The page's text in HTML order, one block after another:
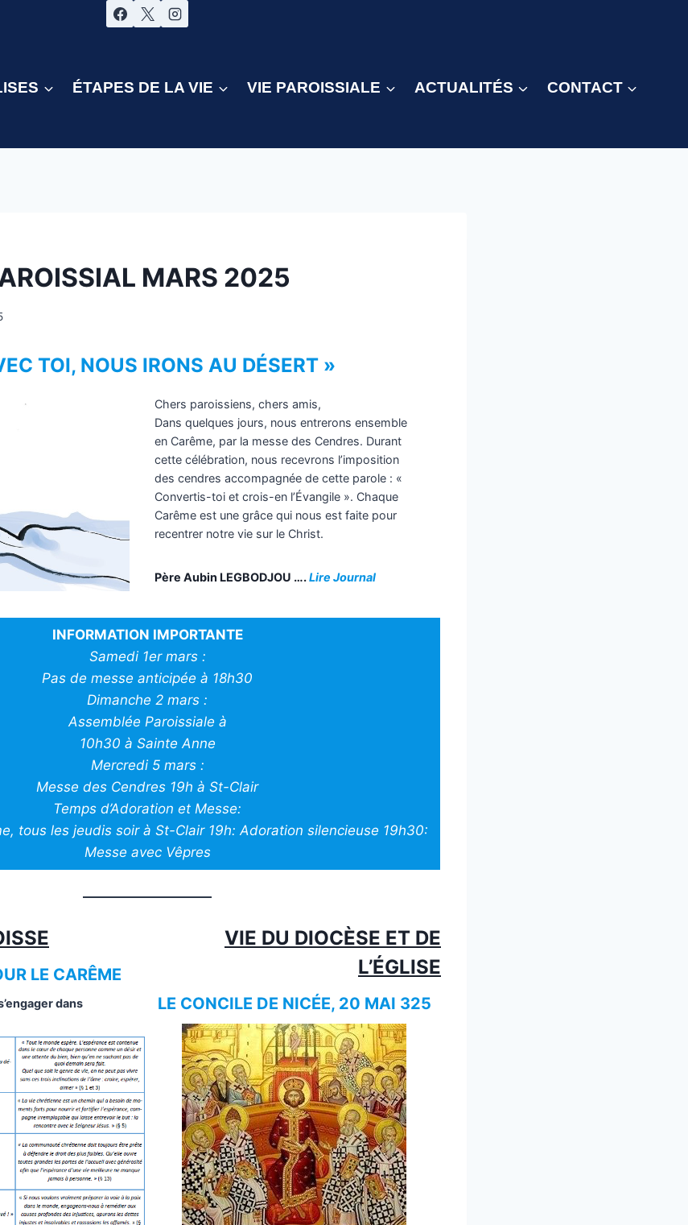
ÉTAPES DE LA VIE VIE PAROISSIALE ACTUALITÉS CONTACT
MARS 2025
TOI, NOUS IRONS AU DÉSERT »
Chers paroissiens, chers amis,
Dans quelques jours, nous entrerons ensemble
en Carême, par la messe des Cendres. Durant
cette célébration, nous recevrons l’imposition
des cendres accompagnée de cette parole : «
Convertis-toi et crois-en l’Évangile ». Chaque
Carême est une grâce qui nous est faite pour
recentrer notre vie sur le Christ.
Père Aubin LEGBODJOU ….Lire Journal
INFORMATION IMPORTANTE
Samedi 1er mars :
Pas de messe anticipée à 18h30
Dimanche 2 mars :
Assemblée Paroissiale à
10h30 à Sainte Anne
Mercredi 5 mars :
Messe des Cendres 19h à St-Clair
Temps d’Adoration et Messe:
tous les jeudis soir à St-Clair 19h: Adoration silencieuse 19h30:
Messe avec Vêpres
LE CARÊME
dans
VIE DU DIOCÈSE ET DE
L’ÉGLISE
LE CONCILE DE NICÉE, 20 MAI 325